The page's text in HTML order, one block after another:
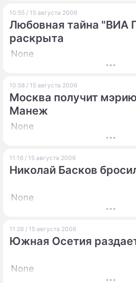
10:55 / 15 августа 2006
Любовная тайна "ВИА
раскрыта
None
10:58 / 15 августа 2006
Москва получит
Манеж
None
11:16 / 15 августа 2006
Николай Басков
None
11:26 / 15 августа 2006
Южная Осетия
None